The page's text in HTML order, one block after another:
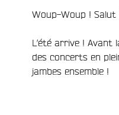
Woup-Woup !
L’été arrive ! Avant
des concerts en
jambes ensemble !